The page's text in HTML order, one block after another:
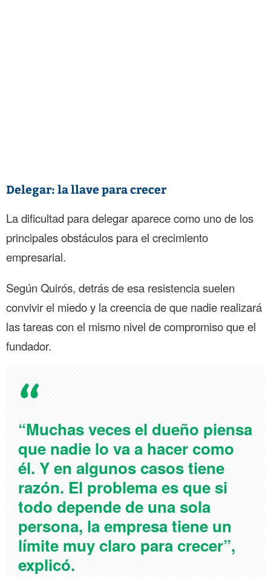
Delegar: la llave para crecer
La dificultad para delegar aparece como uno de los
principales obstáculos para el crecimiento
empresarial.
Según Quirós, detrás de esa resistencia suelen
convivir el miedo y la creencia de que nadie realizará
las tareas con el mismo nivel de compromiso que el
fundador.
“Muchas veces el dueño piensa
que nadie lo va a hacer como
él. Y en algunos casos tiene
razón. El problema es que si
todo depende de una sola
persona, la empresa tiene un
límite muy claro para crecer”,
explicó.